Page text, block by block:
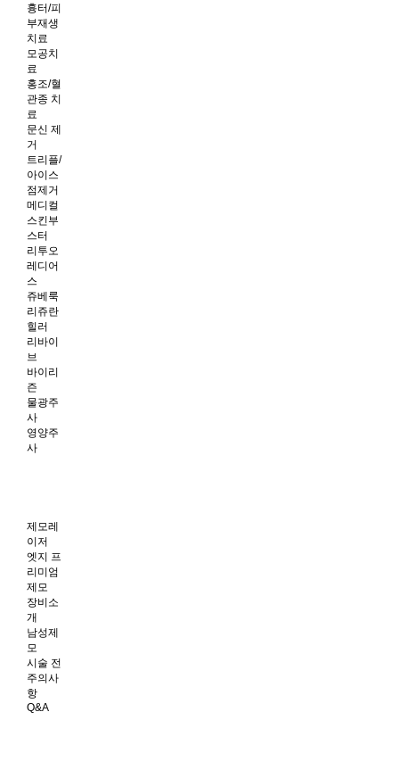
흉터/피
부재생
치료
모공치
료
홍조/혈
관종 치
료
문신 제
거
트리플/
아이스
점제거
메디컬
스킨부
스터
리투오
레디어
스
쥬베룩
리쥬란
힐러
리바이
브
바이리
즌
물광주
사
영양주
사
제모레
이저
엣지 프
리미엄
제모
장비소
개
남성제
모
시술 전
주의사
항
Q&A